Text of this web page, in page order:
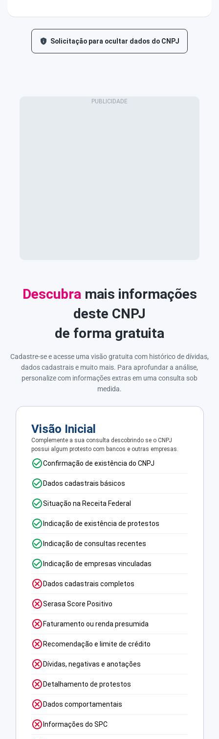
Solicitação para ocultar dados do CNPJ
Descubramais informações
deste CNPJ
de forma gratuita
Cadastre-se e acesse uma visão gratuita com histórico de dívidas,
dados cadastrais e muito mais. Para aprofundar a análise,
personalize com informações extras em uma consulta sob
medida.
Visão Inicial
Complemente a sua consulta descobrindo se o CNPJ
possui algum protesto com bancos e outras empresas.
Confirmação de existência do CNPJ
Dados cadastrais básicos
Situação na Receita Federal
Indicação de existência de protestos
Indicação de consultas recentes
Indicação de empresas vinculadas
Dados cadastrais completos
Serasa Score Positivo
Faturamento ou renda presumida
Recomendação e limite de crédito
Dívidas, negativas e anotações
Detalhamento de protestos
Dados comportamentais
Informações do SPC